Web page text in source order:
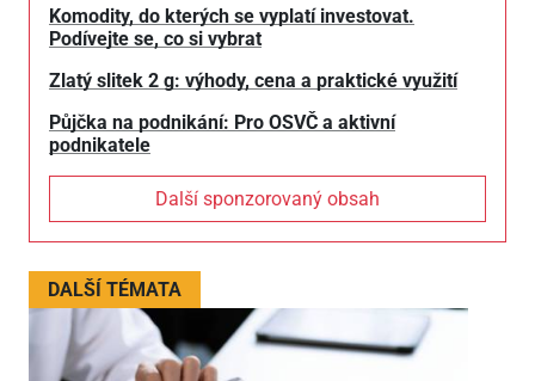
Komodity, do kterých se vyplatí investovat.
Podívejte se, co si vybrat
Zlatý slitek 2 g: výhody, cena a praktické využití
Půjčka na podnikání: Pro OSVČ a aktivní
podnikatele
Další sponzorovaný obsah
DALŠÍ TÉMATA